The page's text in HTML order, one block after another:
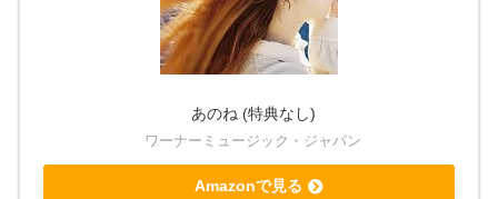
あのね (特典なし)
ワーナーミュージック・ジャパン
Amazonで見る